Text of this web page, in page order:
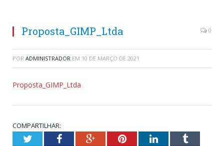
Proposta_GIMP_Ltda 0
POR ADMINISTRADOR EM 10 DE MARÇO DE 2021
Proposta_GIMP_Ltda
COMPARTILHAR:
TwitterFacebookGoogle+PinterestLinkedInTumblr